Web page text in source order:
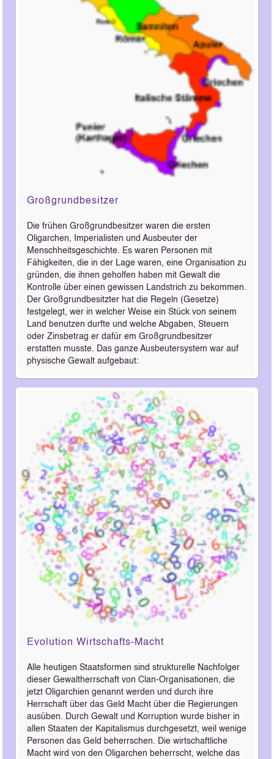
Großgrundbesitzer
Die frühen Großgrundbesitzer waren die ersten
Oligarchen, Imperialisten und Ausbeuter der
Menschheitsgeschichte. Es waren Personen mit
Fähigkeiten, die in der Lage waren, eine Organisation zu
gründen, die ihnen geholfen haben mit Gewalt die
Kontrolle über einen gewissen Landstrich zu bekommen.
Der Großgrundbesitzter hat die Regeln (Gesetze)
festgelegt, wer in welcher Weise ein Stück von seinem
Land benutzen durfte und welche Abgaben, Steuern
oder Zinsbetrag er dafür em Großgrundbesitzer
erstatten musste. Das ganze Ausbeutersystem war auf
physische Gewalt aufgebaut:
Evolution Wirtschafts-Macht
Alle heutigen Staatsformen sind strukturelle Nachfolger
dieser Gewaltherrschaft von Clan-Organisationen, die
jetzt Oligarchien genannt werden und durch ihre
Herrschaft über das Geld Macht über die Regierungen
ausüben. Durch Gewalt und Korruption wurde bisher in
allen Staaten der Kapitalismus durchgesetzt, weil wenige
Personen das Geld beherrschen. Die wirtschaftliche
Macht wird von den Oligarchen beherrscht, welche das